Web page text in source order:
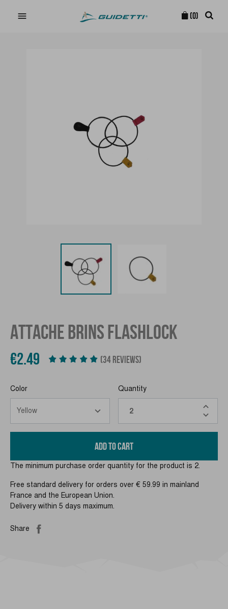
 (0)
ATTACHE BRINS FLASHLOCK
€2.49 (34 REVIEWS)
Color Quantity
ADD TO CART
The minimum purchase order quantity for the product is 2.
Free standard delivery for orders over € 59.99 in mainland
France and the European Union.
Delivery within 5 days maximum.
Share